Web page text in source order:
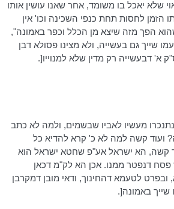
שלא יאכל בו משומד, אחר שאנו עושין אותו
הזמן לחסות תחת כנפי השכינה וכו' אין
הפך מזה שיצא מן הכלל וכפר באמונה",
שייך גם בעשייה, ולא מצינופסולא דבן
א'דבעשייה רק מדין שלא למנוייו[.
מעשיו לאביו שבשמים, ולמה לא כתב
ועוד קשה למה לא כ' קראלהדיא כל
קשה, הא ישראל אע"פ שחטא ישראל הוא
פסחדנפטר ממנו. אכן הא לק"מ דכאן
, ובפרטלטעמא דהחינוך, ודאי מובןדמקרבן
שייך באמונה[.